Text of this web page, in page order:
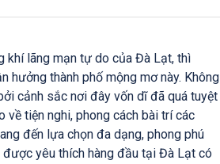
khí lãng mạn tự do của Đà Lạt, thì
hưởng thành phố mộng mơ này. Không
cảnh sắc nơi đây vốn dĩ đã quá tuyệt
về tiện nghi, phong cách bài trí các
đến lựa chọn đa dạng, phong phú
yêu thích hàng đầu tại Đà Lạt có